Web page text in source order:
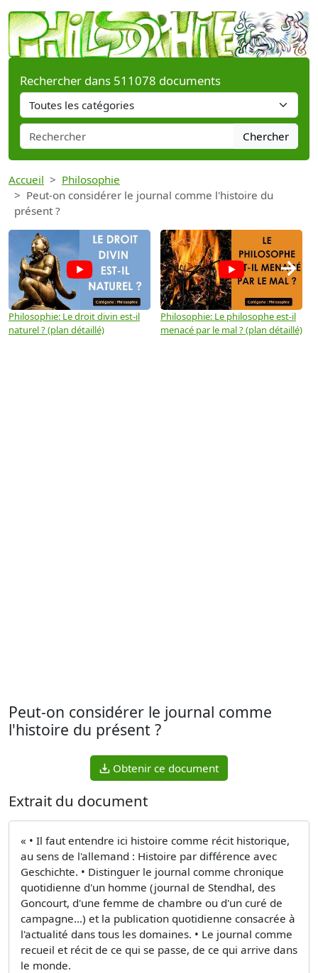
Rechercher dans 511078 documents
Chercher
Accueil
Philosophie
Peut-on considérer le journal comme l'histoire du
présent ?
Philosophie: Le droit divin est-il
naturel ? (plan détaillé)
Philosophie: Le philosophe est-il
menacé par le mal ? (plan détaillé)
→
Peut-on considérer le journal comme
l'histoire du présent ?
Obtenir ce document
Extrait du document
« • Il faut entendre ici histoire comme récit historique,
au sens de l'allemand : Histoire par différence avec
Geschichte. • Distinguer le journal comme chronique
quotidienne d'un homme (journal de Stendhal, des
Goncourt, d'une femme de chambre ou d'un curé de
campagne...) et la publication quotidienne consacrée à
l'actualité dans tous les domaines. • Le journal comme
recueil et récit de ce qui se passe, de ce qui arrive dans
le monde.